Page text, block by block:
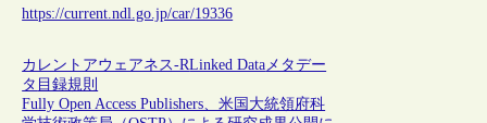
https://current.ndl.go.jp/car/19336
カレントアウェアネス-RLinked Data メタデー
タ 目録規則
Fully Open Access Publishers、米国大統領府科